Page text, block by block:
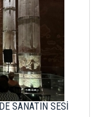
SANATIN SESİ